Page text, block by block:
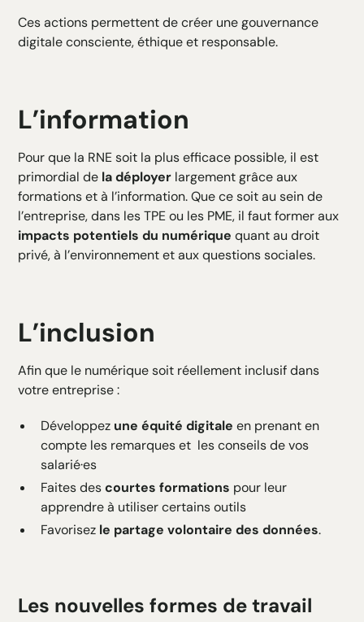
Ces actions permettent de créer une gouvernance
digitale consciente, éthique et responsable.
L’information
Pour que la RNE soit la plus efficace possible, il est
primordial de la déployer largement grâce aux
formations et à l’information. Que ce soit au sein de
l’entreprise, dans les TPE ou les PME, il faut former aux
impacts potentiels du numérique quant au droit
privé, à l’environnement et aux questions sociales.
L’inclusion
Afin que le numérique soit réellement inclusif dans
votre entreprise :
Développez une équité digitaleen prenant en
compte les remarques et les conseils de vos
salarié·es
Faites descourtes formations pour leur
apprendre à utiliser certains outils
Favorisez le partage volontaire des données.
Les nouvelles formes de travail